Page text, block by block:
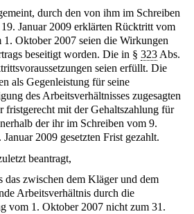
durch den von ihm im Schreiben
Januar 2009 erklärten Rücktritt vom
Oktober 2007 seien die Wirkungen
beseitigt worden. Die in § 323 Abs.
seien erfüllt. Die
als Gegenleistung für seine
des Arbeitsverhältnisses zugesagten
fristgerecht mit der Gehaltszahlung für
der ihr im Schreiben vom 9.
2009 gesetzten Frist gezahlt.
beantragt,
das zwischen dem Kläger und dem
Arbeitsverhältnis durch die
vom 1. Oktober 2007 nicht zum 31.